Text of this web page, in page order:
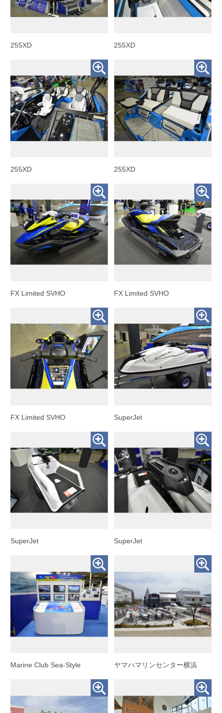
255XD 255XD
255XD 255XD
FX Limited SVHO FX Limited SVHO
FX Limited SVHO SuperJet
SuperJet SuperJet
Marine Club Sea-Style ヤマハマリンセンター横浜